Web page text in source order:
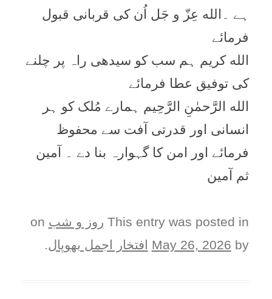
ہے ۔الله عِزّ و جَل اُن کی قربانی قبول
فرمائے
الله کریم ہم سب کو سیدھی راہ پر چلنے
کی توفیق عطا فرمائے
الله الرَّحمٰنِ الرَّحِیم ہمارے مُلک کو ہر
انسانی اور قدرتی آفت سے محفوظ
فرمائے اور امن کا گہوارہ بنا دے ۔ آمین
ثم آمین
This entry was posted in روز و شب
May 26, 2026 by افتخار اجمل بھوپال.